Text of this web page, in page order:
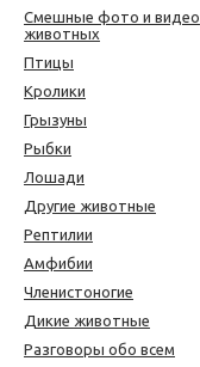
Смешные фото и видео
животных
Птицы
Кролики
Грызуны
Рыбки
Лошади
Другие животные
Рептилии
Амфибии
Членистоногие
Дикие животные
Разговоры обо всем